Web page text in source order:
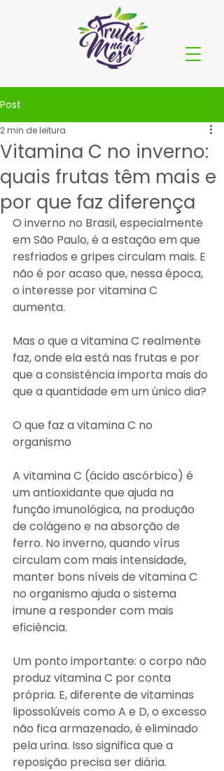
Post
Vitamina C no inverno:
quais frutas têm mais e
por que faz diferença
2 min de leitura
O inverno no Brasil, especialmente
em São Paulo, é a estação em que
resfriados e gripes circulam mais. E
não é por acaso que, nessa época,
o interesse por vitamina C
aumenta.
Mas o que a vitamina C realmente
faz, onde ela está nas frutas e por
que a consistência importa mais do
que a quantidade em um único dia?
O que faz a vitamina C no
organismo
A vitamina C (ácido ascórbico) é
um antioxidante que ajuda na
função imunológica, na produção
de colágeno e na absorção de
ferro. No inverno, quando vírus
circulam com mais intensidade,
manter bons níveis de vitamina C
no organismo ajuda o sistema
imune a responder com mais
eficiência.
Um ponto importante: o corpo não
produz vitamina C por conta
própria. E, diferente de vitaminas
lipossolúveis como A e D, o excesso
não fica armazenado, é eliminado
pela urina. Isso significa que a
reposição precisa ser diária.